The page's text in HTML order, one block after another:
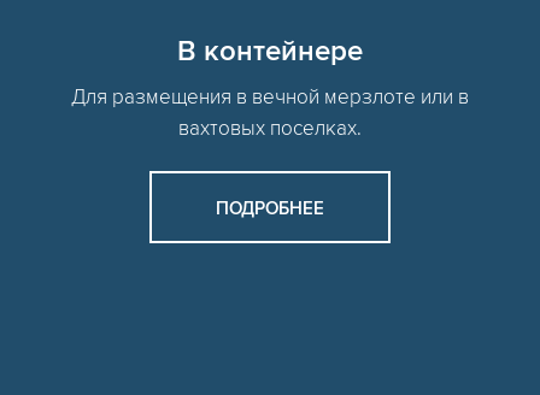
В контейнере
Для размещения в вечной мерзлоте или в
вахтовых поселках.
ПОДРОБНЕЕ